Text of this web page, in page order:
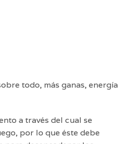
todo, más ganas, energía
a través del cual se
por lo que éste debe